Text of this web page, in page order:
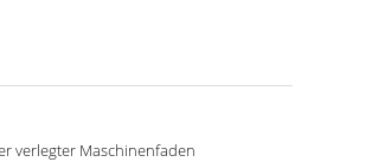
verlegter Maschinenfaden